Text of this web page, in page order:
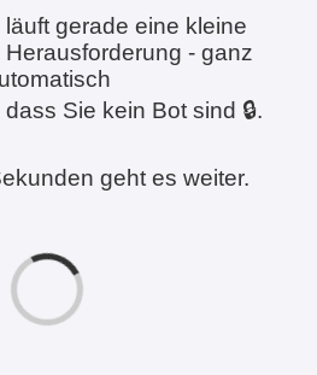
gerade eine kleine
- ganz
Sie kein Bot sind 🔒.
geht es weiter.